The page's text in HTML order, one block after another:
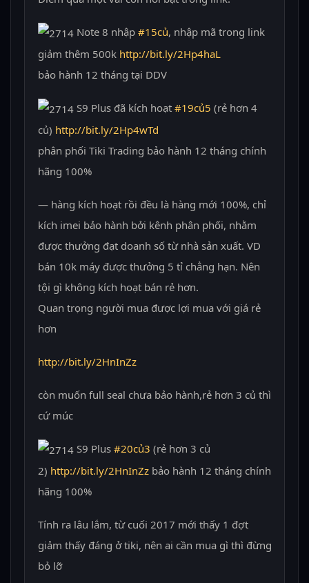
Note 8 nhập #15củ, nhập mã trong link
giảm thêm 500k http://bit.ly/2Hp4haL
bảo hành 12 tháng tại DDV
S9 Plus đã kích hoạt #19củ5 (rẻ hơn 4
củ) http://bit.ly/2Hp4wTd
phân phối Tiki Trading bảo hành 12 tháng chính
hãng 100%
— hàng kích hoạt rồi đều là hàng mới 100%, chỉ
kích imei bảo hành bởi kênh phân phối, nhằm
được thưởng đạt doanh số từ nhà sản xuất. VD
bán 10k máy được thưởng 5 tỉ chẳng hạn. Nên
tội gì không kích hoạt bán rẻ hơn.
Quan trọng người mua được lợi mua với giá rẻ
hơn
http://bit.ly/2HnInZz
còn muốn full seal chưa bảo hành,rẻ hơn 3 củ thì
cứ múc
S9 Plus #20củ3 (rẻ hơn 3 củ
2) http://bit.ly/2HnInZzbảo hành 12 tháng chính
hãng 100%
Tính ra lâu lắm, từ cuối 2017 mới thấy 1 đợt
giảm thấy đáng ở tiki, nên ai cần mua gì thì đừng
bỏ lỡ